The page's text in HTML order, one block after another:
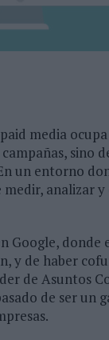
EN SU NUEVA CAMPAÑA
media
sino
un entorno
analizar
Google,
y de haber
de Asuntos
de ser un